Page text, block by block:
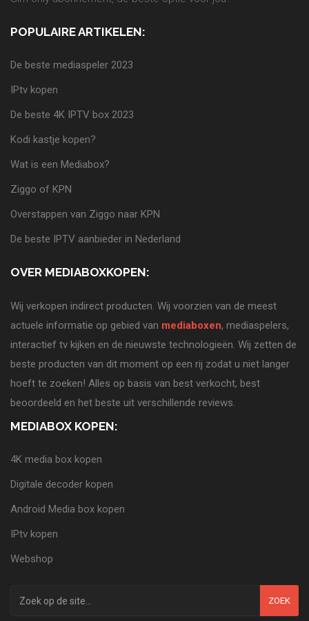
POPULAIRE ARTIKELEN:
De beste mediaspeler 2023
IPtv kopen
De beste 4K IPTV box 2023
Kodi kastje kopen?
Wat is een Mediabox?
Ziggo of KPN
Overstappen van Ziggo naar KPN
De beste IPTV aanbieder in Nederland
OVER MEDIABOXKOPEN:
Wij verkopen indirect producten. Wij voorzien van de meest
actuele informatie op gebied van mediaboxen, mediaspelers,
interactief tv kijken en de nieuwste technologieën. Wij zetten de
beste producten van dit moment op een rij zodat u niet langer
hoeft te zoeken! Alles op basis van best verkocht, best
beoordeeld en het beste uit verschillende reviews.
MEDIABOX KOPEN:
4K media box kopen
Digitale decoder kopen
Android Media box kopen
IPtv kopen
Webshop
ZOEK